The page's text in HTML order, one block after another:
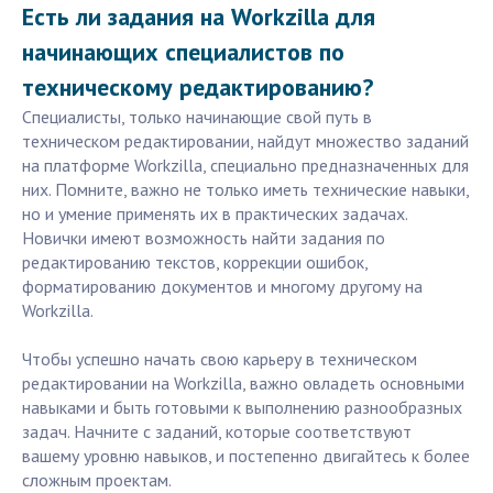
Есть ли задания на Workzilla для
начинающих специалистов по
техническому редактированию?
Специалисты, только начинающие свой путь в
техническом редактировании, найдут множество заданий
на платформе Workzilla, специально предназначенных для
них. Помните, важно не только иметь технические навыки,
но и умение применять их в практических задачах.
Новички имеют возможность найти задания по
редактированию текстов, коррекции ошибок,
форматированию документов и многому другому на
Workzilla.
Чтобы успешно начать свою карьеру в техническом
редактировании на Workzilla, важно овладеть основными
навыками и быть готовыми к выполнению разнообразных
задач. Начните с заданий, которые соответствуют
вашему уровню навыков, и постепенно двигайтесь к более
сложным проектам.